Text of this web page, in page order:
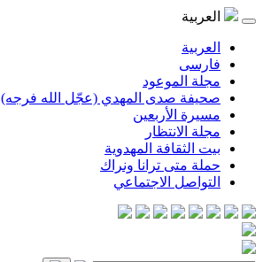
العربية
العربية
فارسی
مجلة الموعود
صحيفة صدى المهدي (عجّل الله فرجه)
مسيرة الأربعين
مجلة الانتظار
بيت الثقافة المهدوية
حملة متى ترانا ونراك
التواصل الاجتماعي